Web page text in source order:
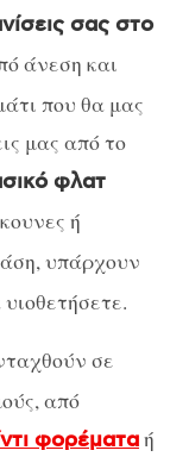
σας στο
άνεση και
που θα μας
μας από το
φλατ
ή
υπάρχουν
σε
από
φορέματαή